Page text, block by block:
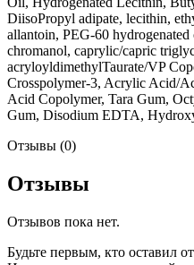
DiisoPropyl adipate, lecithin,
allantoin, PEG-60
chromanol, caprylic/capric
acryloyldimethylTaurate/VP
Crosspolymer-3, Acrylic Acid/
Acid Copolymer, Tara Gum,
Gum, Disodium EDTA,
Отзывы (0)
Отзывы
Отзывов пока нет.
Будьте первым, кто оставил